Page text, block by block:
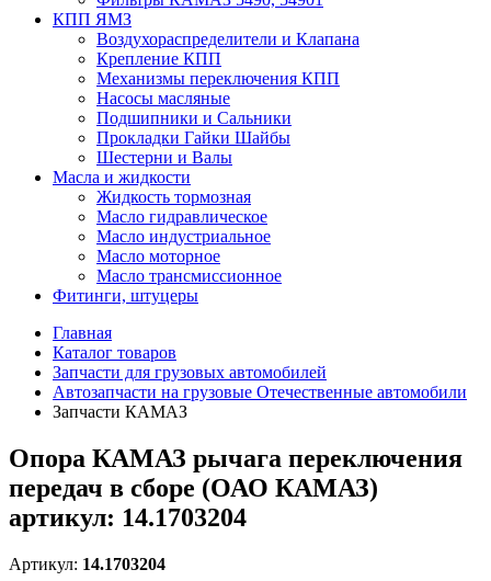
КПП ЯМЗ
Воздухораспределители и Клапана
Крепление КПП
Механизмы переключения КПП
Насосы масляные
Подшипники и Сальники
Прокладки Гайки Шайбы
Шестерни и Валы
Масла и жидкости
Жидкость тормозная
Масло гидравлическое
Масло индустриальное
Масло моторное
Масло трансмиссионное
Фитинги, штуцеры
Главная
Каталог товаров
Запчасти для грузовых автомобилей
Автозапчасти на грузовые Отечественные автомобили
Запчасти КАМАЗ
Опора КАМАЗ рычага переключения
передач в сборе (ОАО КАМАЗ)
артикул: 14.1703204
Артикул: 14.1703204